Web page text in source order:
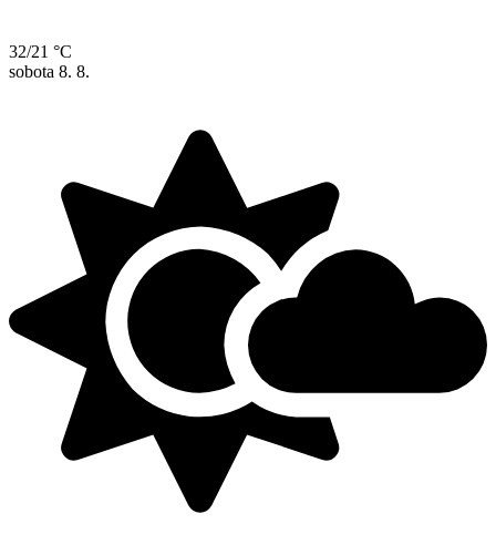
32/21 °C
sobota 8. 8.